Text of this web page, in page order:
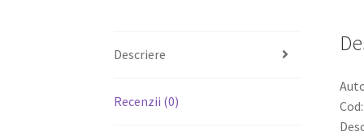
Descriere
Recenzii (0)